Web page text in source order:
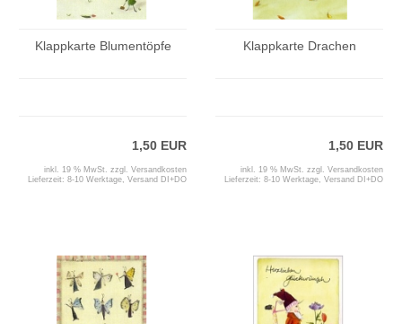
Klappkarte Blumentöpfe
1,50 EUR
inkl. 19 % MwSt. zzgl. Versandkosten
Lieferzeit: 8-10 Werktage, Versand DI+DO
Klappkarte Drachen
1,50 EUR
inkl. 19 % MwSt. zzgl. Versandkosten
Lieferzeit: 8-10 Werktage, Versand DI+DO